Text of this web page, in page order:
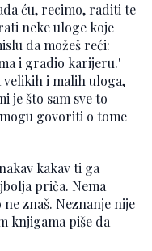
ću, recimo, raditi te
neke uloge koje
da možeš reći:
i gradio karijeru.'
velikih i malih uloga,
je što sam sve to
govoriti o tome
kakav ti ga
priča. Nema
znaš. Neznanje nije
knjigama piše da